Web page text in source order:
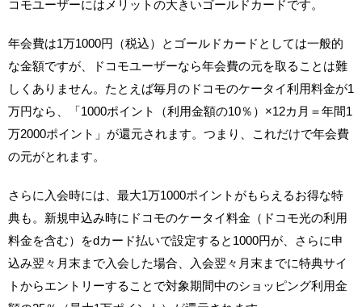
コモユーザーにはメリットの大きいゴールドカードです。
年会費は1万1000円（税込）とゴールドカードとしては一般的
な金額ですが、ドコモユーザーなら年会費の元を取ることは難
しくありません。たとえば毎月のドコモのケータイ利用料金が1
万円なら、「1000ポイント（利用金額の10％）×12カ月＝年間1
万2000ポイント」が還元されます。つまり、これだけで年会費
の元がとれます。
さらに入会時には、最大1万1000ポイントがもらえるお得な特
典も。新規申込み時にドコモのケータイ料金（ドコモ光の利用
料金を含む）をdカード払いで設定すると1000円が、さらに申
込み翌々月末まで入会した場合、入会翌々月末までに特典サイ
トからエントリーすることで対象期間中のショッピング利用金